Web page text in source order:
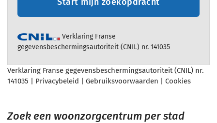
Verklaring Franse
gegevensbeschermingsautoriteit (CNIL) nr. 141035
Verklaring Franse gegevensbeschermingsautoriteit (CNIL) nr.
141035 | Privacybeleid | Gebruiksvoorwaarden | Cookies
Zoek een woonzorgcentrum per stad